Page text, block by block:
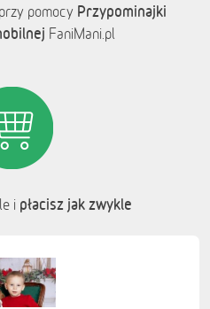
pomocy Przypominajki
FaniMani.pl
i płacisz jak zwykle